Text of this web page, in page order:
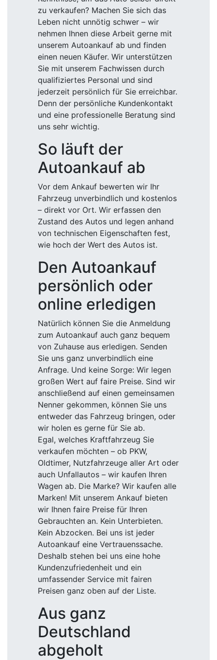
zu verkaufen? Machen Sie sich das
Leben nicht unnötig schwer – wir
nehmen Ihnen diese Arbeit gerne mit
unserem Autoankauf ab und finden
einen neuen Käufer. Wir unterstützen
Sie mit unserem Fachwissen durch
qualifiziertes Personal und sind
jederzeit persönlich für Sie erreichbar.
Denn der persönliche Kundenkontakt
und eine professionelle Beratung sind
uns sehr wichtig.
So läuft der
Autoankauf ab
Vor dem Ankauf bewerten wir Ihr
Fahrzeug unverbindlich und kostenlos
– direkt vor Ort. Wir erfassen den
Zustand des Autos und legen anhand
von technischen Eigenschaften fest,
wie hoch der Wert des Autos ist.
Den Autoankauf
persönlich oder
online erledigen
Natürlich können Sie die Anmeldung
zum Autoankauf auch ganz bequem
von Zuhause aus erledigen. Senden
Sie uns ganz unverbindlich eine
Anfrage. Und keine Sorge: Wir legen
großen Wert auf faire Preise. Sind wir
anschließend auf einen gemeinsamen
Nenner gekommen, können Sie uns
entweder das Fahrzeug bringen, oder
wir holen es gerne für Sie ab.
Egal, welches Kraftfahrzeug Sie
verkaufen möchten – ob PKW,
Oldtimer, Nutzfahrzeuge aller Art oder
auch Unfallautos – wir kaufen Ihren
Wagen ab. Die Marke? Wir kaufen alle
Marken! Mit unserem Ankauf bieten
wir Ihnen faire Preise für Ihren
Gebrauchten an. Kein Unterbieten.
Kein Abzocken. Bei uns ist jeder
Autoankauf eine Vertrauenssache.
Deshalb stehen bei uns eine hohe
Kundenzufriedenheit und ein
umfassender Service mit fairen
Preisen ganz oben auf der Liste.
Aus ganz
Deutschland
abgeholt